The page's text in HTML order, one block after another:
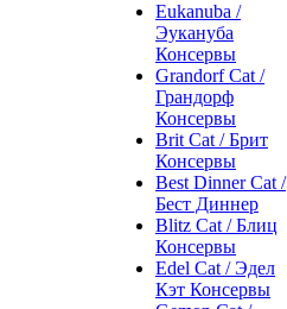
Eukanuba /
Эукануба
Консервы
Grandorf Cat /
Грандорф
Консервы
Brit Cat / Брит
Консервы
Best Dinner Cat /
Бест Диннер
Blitz Cat / Блиц
Консервы
Edel Cat / Эдел
Кэт Консервы